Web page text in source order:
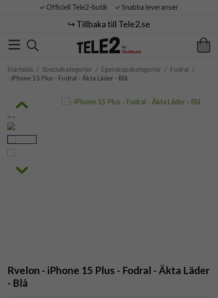
Officiell Tele2-butik Snabba leveranser
↪️ Tillbaka till Tele2.se
Startsida / Specialkategorier / Egenskapskategorier / Fodral /
- iPhone 15 Plus - Fodral - Äkta Läder - Blå
Rvelon - iPhone 15 Plus - Fodral - Äkta Läder
- Blå